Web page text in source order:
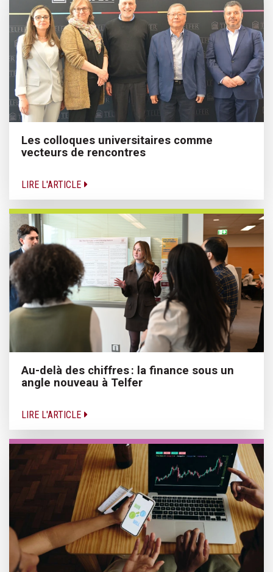
Les colloques universitaires comme
vecteurs de rencontres
LIRE L'ARTICLE
Au-delà des chiffres : la finance sous un
angle nouveau à Telfer
LIRE L'ARTICLE